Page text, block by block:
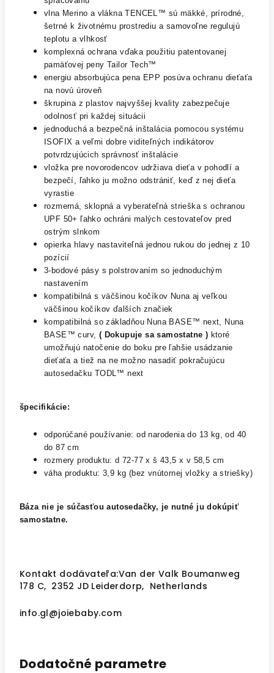
vlna Merino a vlákna TENCEL™ sú mäkké, prírodné,
šetrné k životnému prostrediu a samovoľne regulujú
teplotu a vlhkosť
komplexná ochrana vďaka použitiu patentovanej
pamäťovej peny Tailor Tech™
energiu absorbujúca pena EPP posúva ochranu dieťaťa
na novú úroveň
škrupina z plastov najvyššej kvality zabezpečuje
odolnosť pri každej situácii
jednoduchá a bezpečná inštalácia pomocou systému
ISOFIX a veľmi dobre viditeľných indikátorov
potvrdzujúcich správnosť inštalácie
vložka pre novorodencov udržiava dieťa v pohodlí a
bezpečí, ľahko ju možno odstrániť, keď z nej dieťa
vyrastie
rozmerná, sklopná a vyberateľná strieška s ochranou
UPF 50+ ľahko ochráni malých cestovateľov pred
ostrým slnkom
opierka hlavy nastaviteľná jednou rukou do jednej z 10
pozícií
3-bodové pásy s polstrovaním so jednoduchým
nastavením
kompatibilná s väčšinou kočíkov Nuna aj veľkou
väčšinou kočíkov ďalších značiek
kompatibilná so základňou Nuna BASE™ next, Nuna
BASE™ curv, ( Dokupuje sa samostatne ) ktoré
umožňujú natočenie do boku pre ľahšie usádzanie
dieťaťa a tiež na ne možno nasadiť pokračujúcu
autosedačku TODL™ next
špecifikácie:
odporúčané používanie: od narodenia do 13 kg, od 40
do 87 cm
rozmery produktu: d 72-77 x š 43,5 x v 58,5 cm
váha produktu: 3,9 kg (bez vnútornej vložky a striešky)
Báza nie je súčasťou autosedačky, je nutné ju dokúpiť
samostatne.
Kontakt dodávateľa:Van der Valk Boumanweg
178 C, 2352 JD Leiderdorp, Netherlands
info.gl@joiebaby.com
Dodatočné parametre